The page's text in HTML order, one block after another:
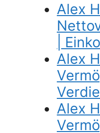
Alex
|
Alex
Alex